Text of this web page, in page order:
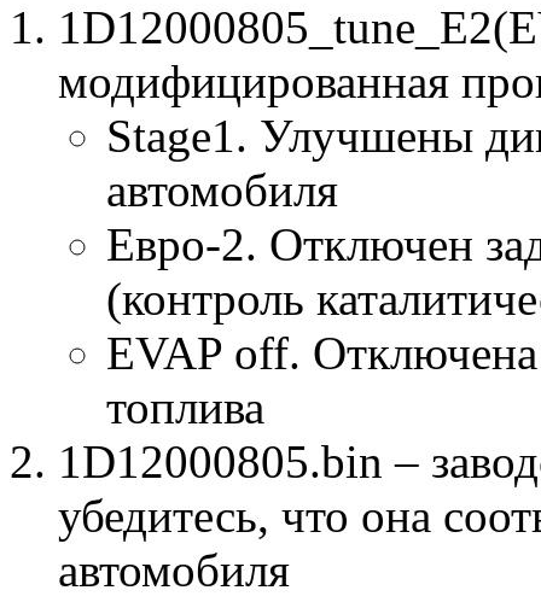
модифицированная
Stage1. Улучшены
автомобиля
Евро-2. Отключен
(контроль
EVAP off. Отключена
топлива
1D12000805.bin –
убедитесь, что она
автомобиля